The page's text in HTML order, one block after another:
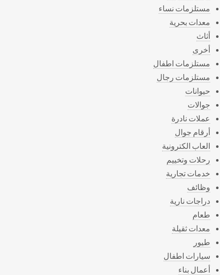
مستلزمات نساء
معدات بحرية
أثاث
أخرى
مستلزمات اطفال
مستلزمات رجال
حيوانات
جوالات
عملات نادرة
أرقام جوال
العاب الكترونية
رحلات وتخييم
خدمات تجارية
وظائف
دراجات نارية
طعام
معدات ثقيلة
طيور
سيارات اطفال
أعمال بناء